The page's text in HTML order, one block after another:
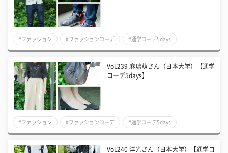
#ファッション #ファッションコーデ #通学コーデ5days
Vol.239 麻璃萌さん（日本大学）【通学
コーデ5days】
#ファッション #ファッションコーデ #通学コーデ5days
Vol.240 洋光さん（日本大学）【通学コ